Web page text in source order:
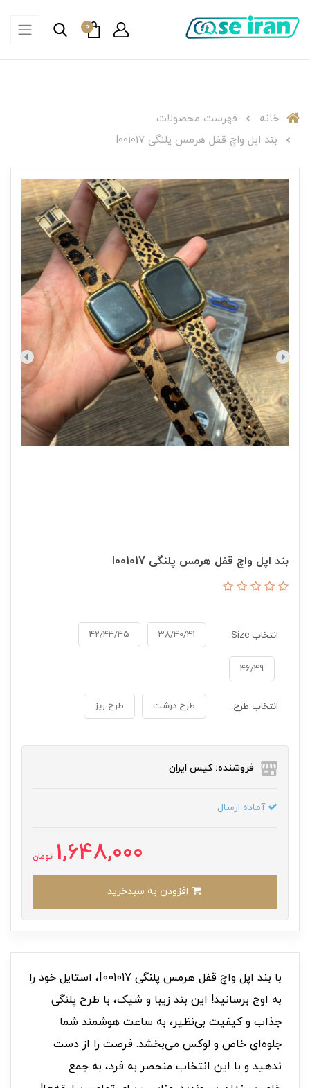
0
خانه
فهرست محصولات
بند اپل واچ قفل هرمس پلنگی I001017
بند اپل واچ قفل هرمس پلنگی I001017
انتخاب Size: 38/40/41
42/44/45
46/49
انتخاب طرح: طرح درشت طرح ریز
فروشنده: کیس ایران
آماده ارسال
1,648,000 تومان
با بند اپل واچ قفل هرمس پلنگی I001017، استایل خود را
به اوج برسانید! این بند زیبا و شیک، با طرح پلنگی
جذاب و کیفیت بی‌نظیر، به ساعت هوشمند شما
جلوه‌ای خاص و لوکس می‌بخشد. فرصت را از دست
ندهید و با این انتخاب منحصر به فرد، به جمع